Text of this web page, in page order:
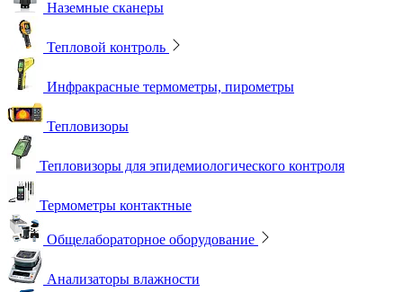
Наземные сканеры
Тепловой контроль
Инфракрасные термометры, пирометры
Тепловизоры
Тепловизоры для эпидемиологического контроля
Термометры контактные
Общелабораторное оборудование
Анализаторы влажности